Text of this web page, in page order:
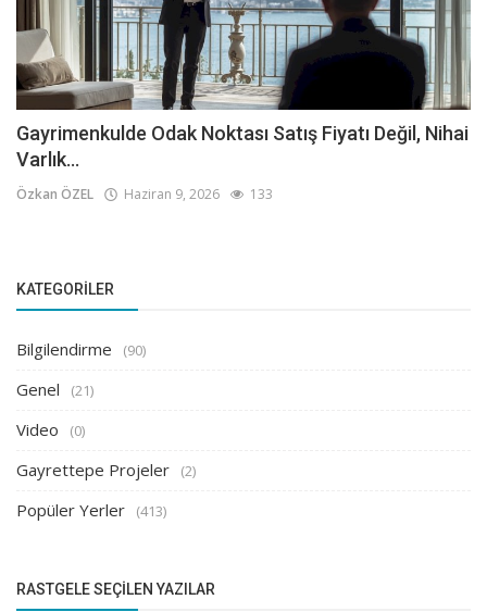
Gayrimenkulde Odak Noktası Satış Fiyatı Değil, Nihai
Varlık...
Özkan ÖZEL Haziran 9, 2026 133
KATEGORILER
Bilgilendirme (90)
Genel (21)
Video (0)
Gayrettepe Projeler (2)
Popüler Yerler (413)
RASTGELE SEÇILEN YAZILAR